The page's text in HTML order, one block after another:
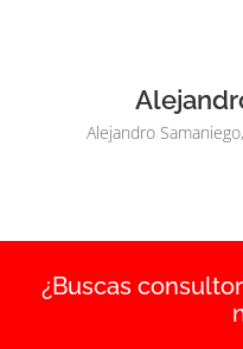
Alejandro
¿Buscas